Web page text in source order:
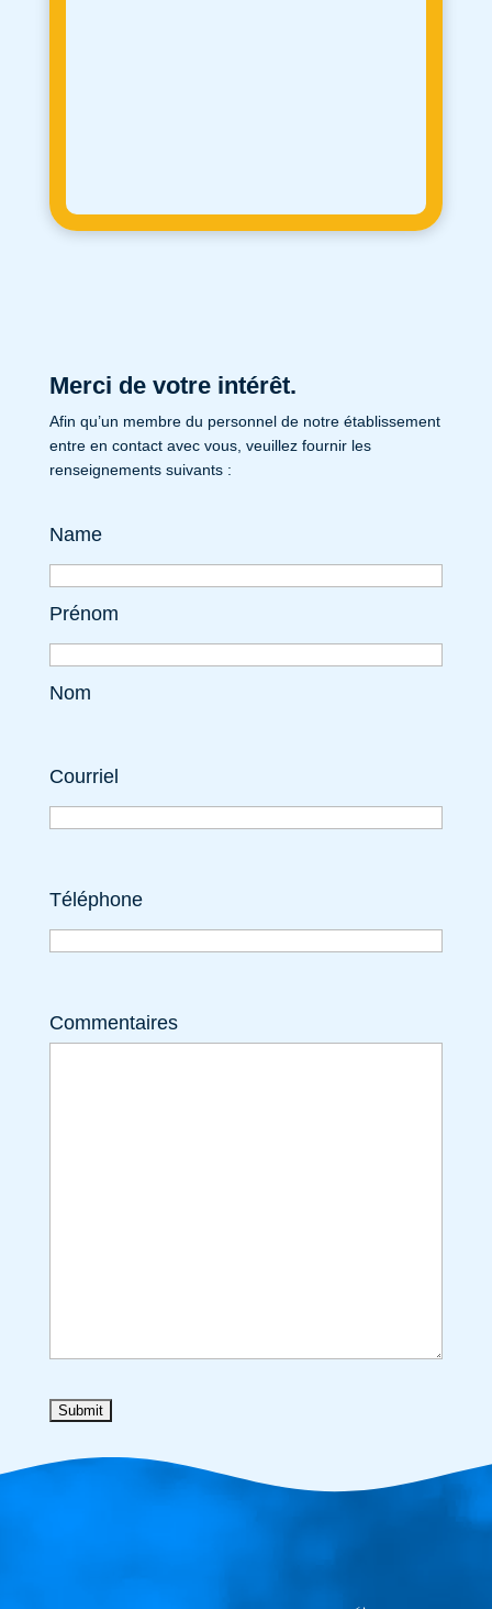
Merci de votre intérêt.
Afin qu’un membre du personnel de notre établissement
entre en contact avec vous, veuillez fournir les
renseignements suivants :
Name
Prénom
Nom
Courriel
Téléphone
Commentaires